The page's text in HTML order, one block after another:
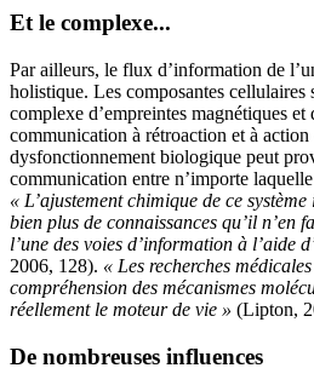
Et le complexe...
Par ailleurs, le flux d’information de
holistique. Les composantes cellulaires
complexe d’empreintes magnétiques et
communication à rétroaction et à
dysfonctionnement biologique peut
communication entre n’importe
« L’ajustement chimique de ce
bien plus de connaissances qu’il n’en
l’une des voies d’information à l’aide
2006, 128). « Les recherches
compréhension des mécanismes
réellement le moteur de vie » (Lipton,
De nombreuses influences